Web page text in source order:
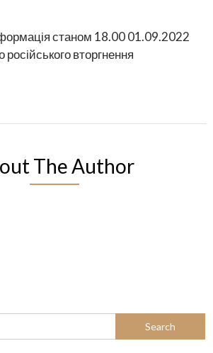
станом 18.00 01.09.2022
російського вторгнення
The Author